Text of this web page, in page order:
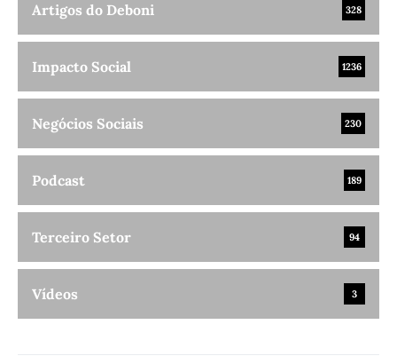
Artigos do Deboni 328
Impacto Social 1236
Negócios Sociais 230
Podcast 189
Terceiro Setor 94
Vídeos 3